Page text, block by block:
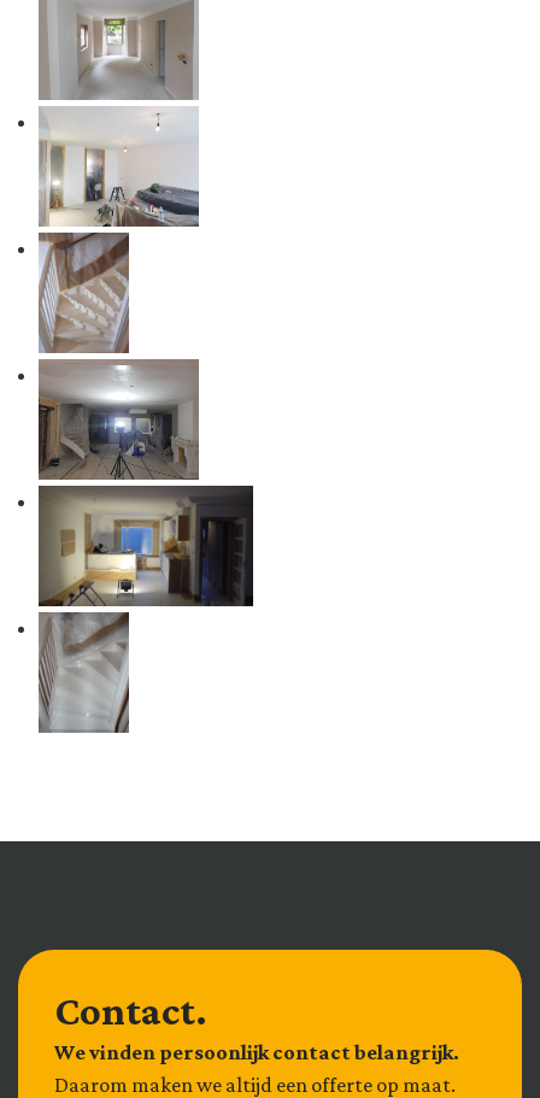
Contact.
We vinden persoonlijk contact belangrijk.
Daarom maken we altijd een offerte op maat.